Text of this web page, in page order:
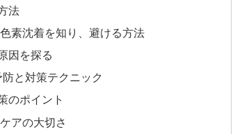
法
素沈着を知り、避ける方法
因を探る
と対策テクニック
のポイント
アの大切さ